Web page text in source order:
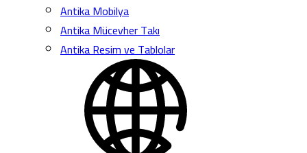
Antika Mobilya
Antika Mücevher Takı
Antika Resim ve Tablolar